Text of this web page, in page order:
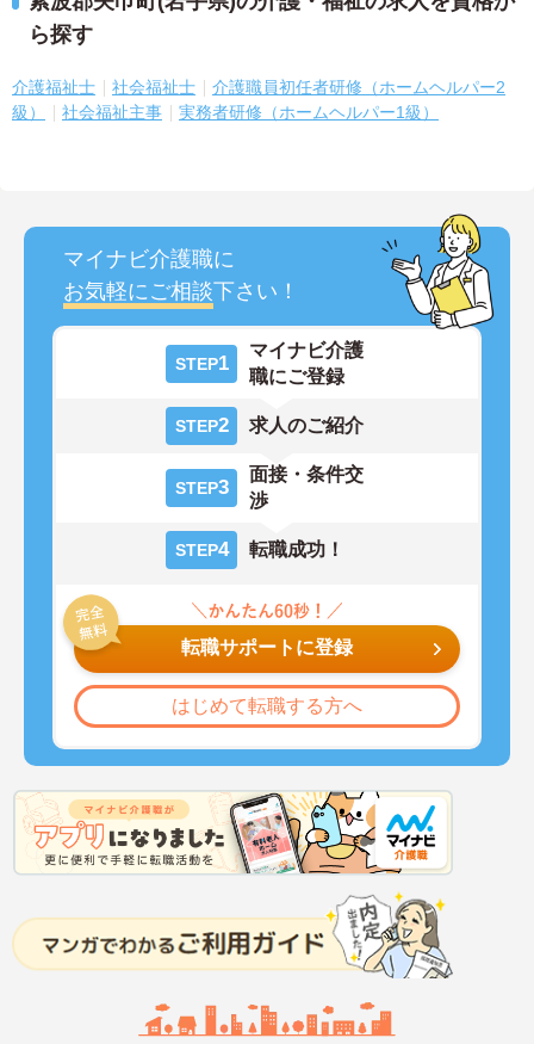
ら探す
介護福祉士 社会福祉士
介護職員初任者研修（ホームヘルパー2
級）
社会福祉主事 実務者研修（ホームヘルパー1級）
マイナビ介護職に
お気軽にご相談下さい！
STEP1
マイナビ介護
職にご登録
STEP2 求人のご紹介
STEP3
面接・条件交
渉
STEP4 転職成功！
転職サポートに登録
はじめて転職する方へ